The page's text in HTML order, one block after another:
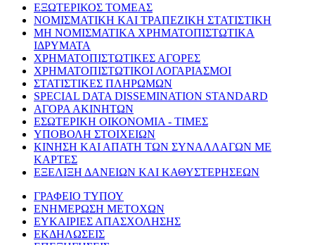
ΕΞΩΤΕΡΙΚΟΣ ΤΟΜΕΑΣ
ΝΟΜΙΣΜΑΤΙΚΗ ΚΑΙ ΤΡΑΠΕΖΙΚΗ ΣΤΑΤΙΣΤΙΚΗ
ΜΗ ΝΟΜΙΣΜΑΤΙΚΑ ΧΡΗΜΑΤΟΠΙΣΤΩΤΙΚΑ
ΙΔΡΥΜΑΤΑ
ΧΡΗΜΑΤΟΠΙΣΤΩΤΙΚΕΣ ΑΓΟΡΕΣ
ΧΡΗΜΑΤΟΠΙΣΤΩΤΙΚΟΙ ΛΟΓΑΡΙΑΣΜΟΙ
ΣΤΑΤΙΣΤΙΚΕΣ ΠΛΗΡΩΜΩΝ
SPECIAL DATA DISSEMINATION STANDARD
ΑΓΟΡΑ ΑΚΙΝΗΤΩΝ
ΕΣΩΤΕΡΙΚΗ ΟΙΚΟΝΟΜΙΑ - ΤΙΜΕΣ
ΥΠΟΒΟΛΗ ΣΤΟΙΧΕΙΩΝ
ΚΙΝΗΣΗ ΚΑΙ ΑΠΑΤΗ ΤΩΝ ΣΥΝΑΛΛΑΓΩΝ ΜΕ
ΚΑΡΤΕΣ
ΕΞΕΛΙΞΗ ΔΑΝΕΙΩΝ ΚΑΙ ΚΑΘΥΣΤΕΡΗΣΕΩΝ
ΓΡΑΦΕΙΟ ΤΥΠΟΥ
ΕΝΗΜΕΡΩΣΗ ΜΕΤΟΧΩΝ
ΕΥΚΑΙΡΙΕΣ ΑΠΑΣΧΟΛΗΣΗΣ
ΕΚΔΗΛΩΣΕΙΣ